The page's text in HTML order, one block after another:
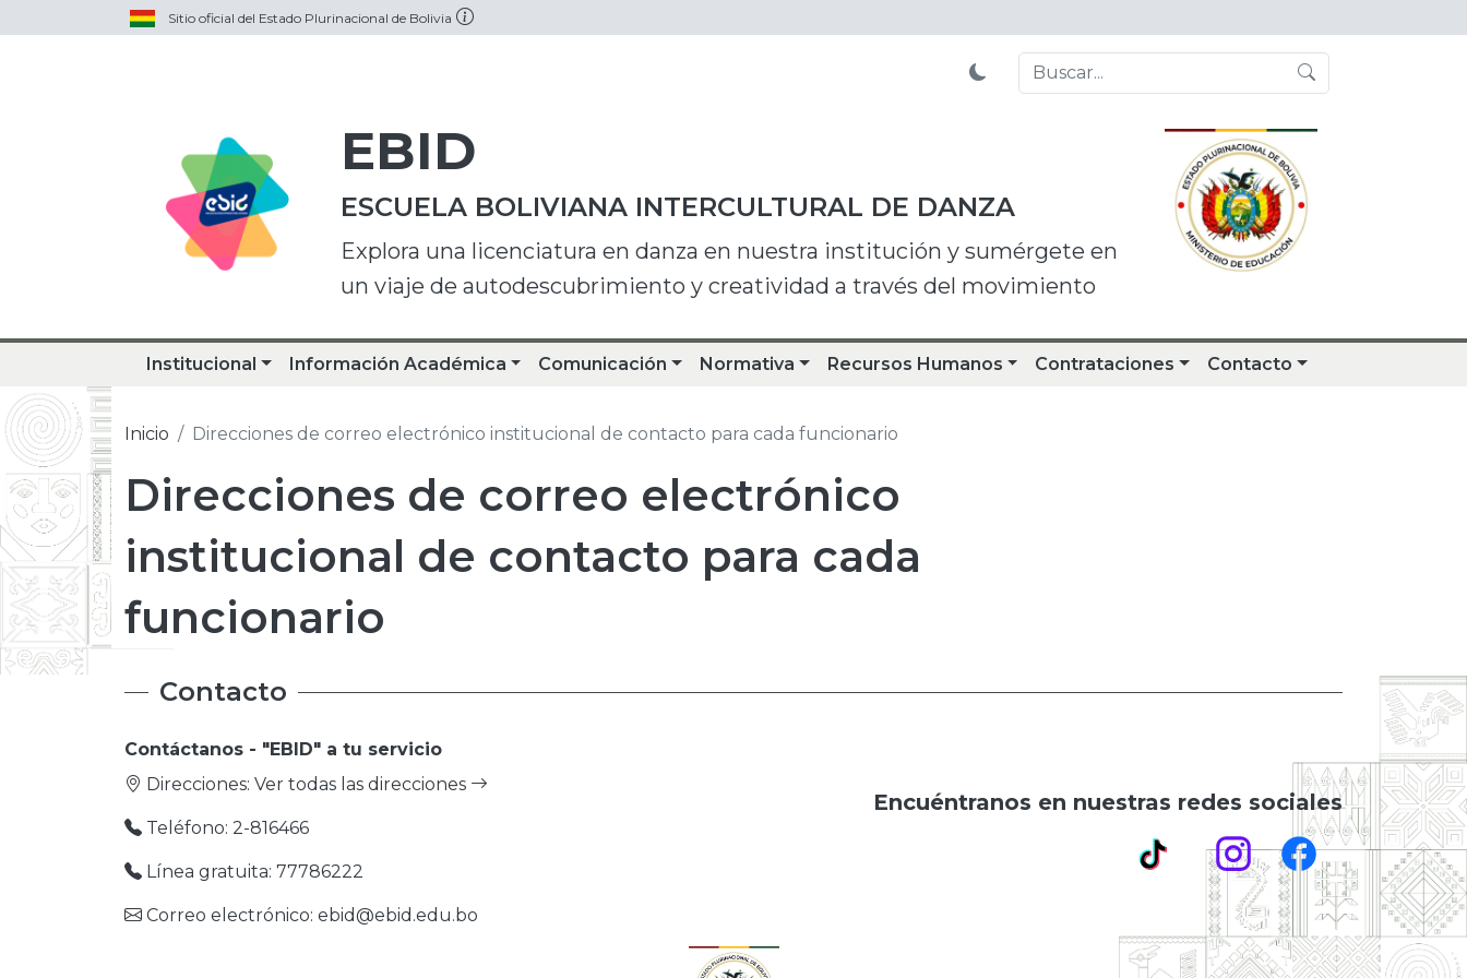
Sitio oficial del Estado Plurinacional de Bolivia
EBID
ESCUELA BOLIVIANA INTERCULTURAL DE DANZA
Explora una licenciatura en danza en nuestra institución y sumérgete en
un viaje de autodescubrimiento y creatividad a través del movimiento
Institucional Información Académica Comunicación Normativa Recursos Humanos Contrataciones Contacto
Inicio Direcciones de correo electrónico institucional de contacto para cada funcionario
Direcciones de correo electrónico
institucional de contacto para cada
funcionario
Contacto
Contáctanos - "EBID" a tu servicio
Direcciones: Ver todas las direcciones
Teléfono: 2-816466
Línea gratuita: 77786222
Correo electrónico: ebid@ebid.edu.bo
Encuéntranos en nuestras redes sociales